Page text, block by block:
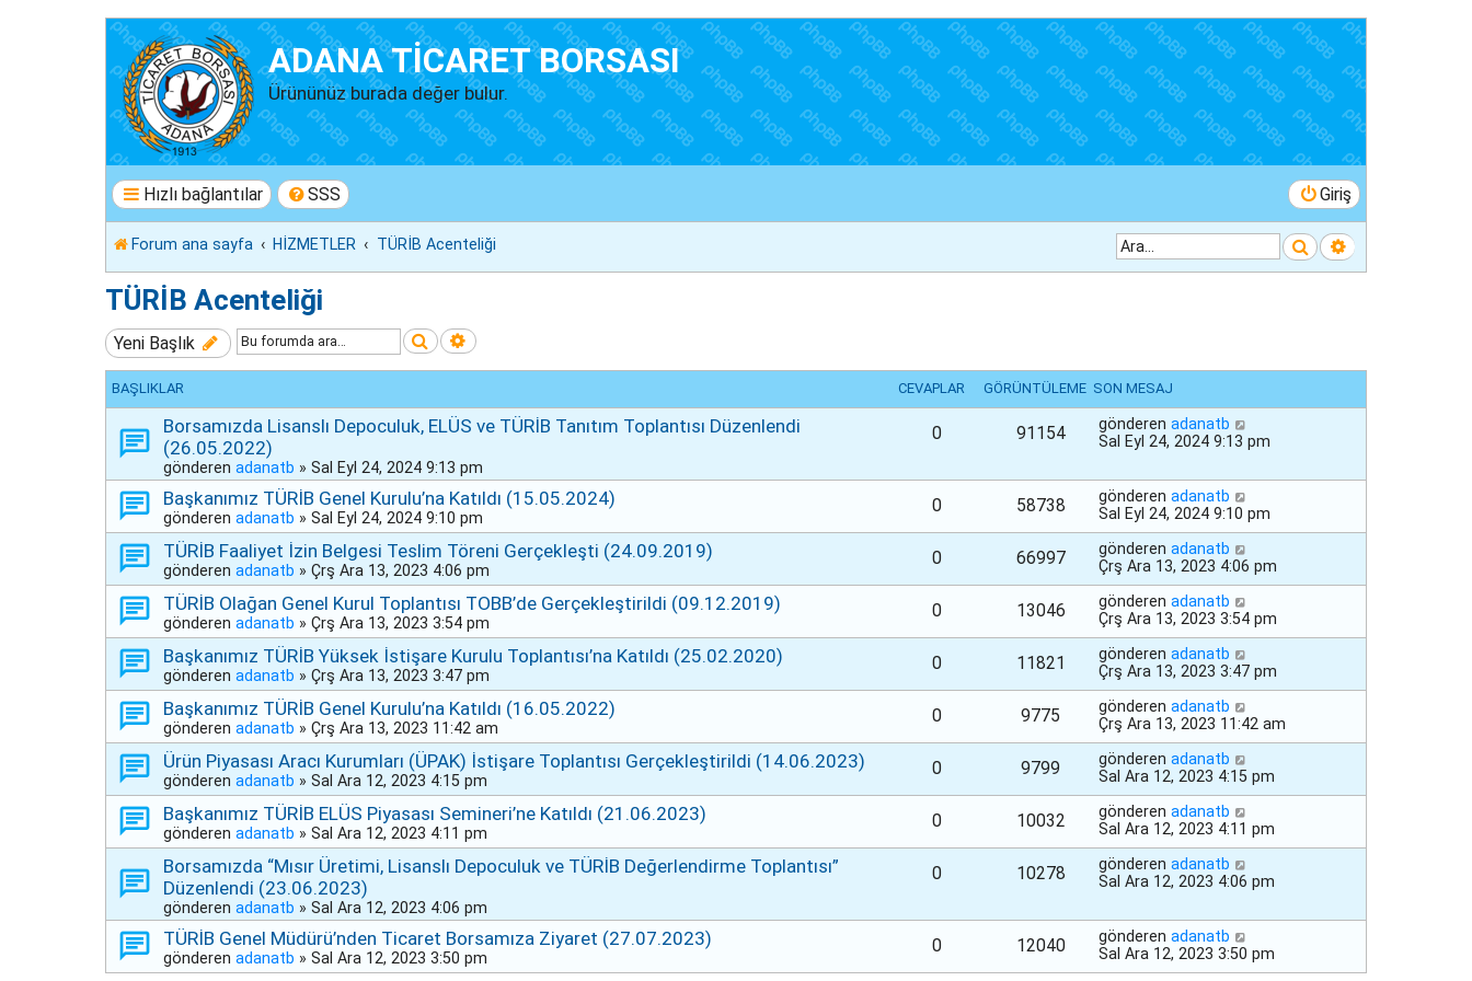
ADANA TİCARET BORSASI
Ürününüz burada değer bulur.
Hızlı bağlantılar SSS Giriş
Forum ana sayfa HİZMETLER TÜRİB Acenteliği Ara Gelişmiş arama
TÜRİB Acenteliği
Yeni Başlık Ara Gelişmiş arama
BAŞLIKLAR CEVAPLAR GÖRÜNTÜLEME SON MESAJ
Borsamızda Lisanslı Depoculuk, ELÜS ve TÜRİB Tanıtım Toplantısı Düzenlendi
(26.05.2022)
gönderen adanatb » Sal Eyl 24, 2024 9:13 pm
0 91154 gönderen adanatb
Sal Eyl 24, 2024 9:13 pm
Başkanımız TÜRİB Genel Kurulu’na Katıldı (15.05.2024)
gönderen adanatb » Sal Eyl 24, 2024 9:10 pm
0 58738 gönderen adanatb
Sal Eyl 24, 2024 9:10 pm
TÜRİB Faaliyet İzin Belgesi Teslim Töreni Gerçekleşti (24.09.2019)
gönderen adanatb » Çrş Ara 13, 2023 4:06 pm
0 66997 gönderen adanatb
Çrş Ara 13, 2023 4:06 pm
TÜRİB Olağan Genel Kurul Toplantısı TOBB’de Gerçekleştirildi (09.12.2019)
gönderen adanatb » Çrş Ara 13, 2023 3:54 pm
0 13046 gönderen adanatb
Çrş Ara 13, 2023 3:54 pm
Başkanımız TÜRİB Yüksek İstişare Kurulu Toplantısı’na Katıldı (25.02.2020)
gönderen adanatb » Çrş Ara 13, 2023 3:47 pm
0 11821 gönderen adanatb
Çrş Ara 13, 2023 3:47 pm
Başkanımız TÜRİB Genel Kurulu’na Katıldı (16.05.2022)
gönderen adanatb » Çrş Ara 13, 2023 11:42 am
0 9775 gönderen adanatb
Çrş Ara 13, 2023 11:42 am
Ürün Piyasası Aracı Kurumları (ÜPAK) İstişare Toplantısı Gerçekleştirildi (14.06.2023)
gönderen adanatb » Sal Ara 12, 2023 4:15 pm
0 9799 gönderen adanatb
Sal Ara 12, 2023 4:15 pm
Başkanımız TÜRİB ELÜS Piyasası Semineri’ne Katıldı (21.06.2023)
gönderen adanatb » Sal Ara 12, 2023 4:11 pm
0 10032 gönderen adanatb
Sal Ara 12, 2023 4:11 pm
Borsamızda “Mısır Üretimi, Lisanslı Depoculuk ve TÜRİB Değerlendirme Toplantısı”
Düzenlendi (23.06.2023)
gönderen adanatb » Sal Ara 12, 2023 4:06 pm
0 10278 gönderen adanatb
Sal Ara 12, 2023 4:06 pm
TÜRİB Genel Müdürü’nden Ticaret Borsamıza Ziyaret (27.07.2023)
gönderen adanatb » Sal Ara 12, 2023 3:50 pm
0 12040 gönderen adanatb
Sal Ara 12, 2023 3:50 pm